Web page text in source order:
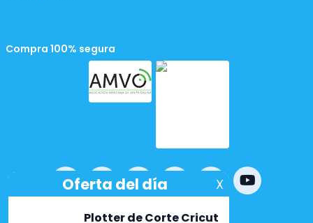
Compra 100% segura
Powered bynopCommerce